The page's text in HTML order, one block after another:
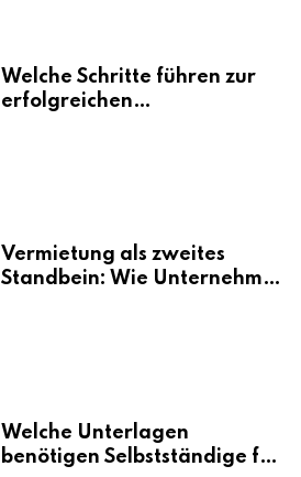
Welche Schritte führen zur
erfolgreichen
Vermietung als zweites
Standbein: Wie Unternehmen
Welche Unterlagen
benötigen Selbstständige für